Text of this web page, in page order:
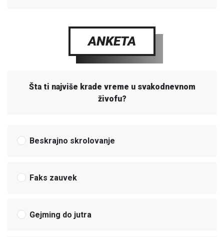
ANKETA
Šta ti najviše krade vreme u svakodnevnom
živofu?
Beskrajno skrolovanje
Faks zauvek
Gejming do jutra